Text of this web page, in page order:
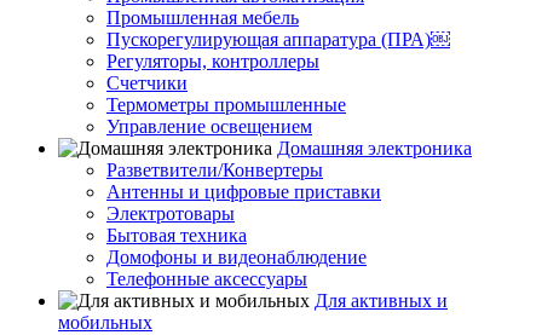
Промышленная мебель
Пускорегулирующая аппаратура (ПРА)￼
Регуляторы, контроллеры
Счетчики
Термометры промышленные
Управление освещением
Домашняя электроника
Разветвители/Конвертеры
Антенны и цифровые приставки
Электротовары
Бытовая техника
Домофоны и видеонаблюдение
Телефонные аксессуары
Для активных и
мобильных